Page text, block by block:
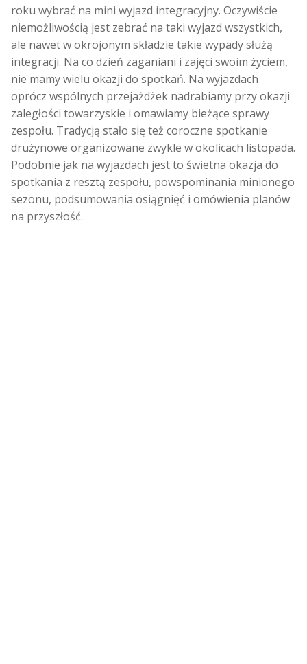
roku wybrać na mini wyjazd integracyjny. Oczywiście
niemożliwością jest zebrać na taki wyjazd wszystkich,
ale nawet w okrojonym składzie takie wypady służą
integracji. Na co dzień zaganiani i zajęci swoim życiem,
nie mamy wielu okazji do spotkań. Na wyjazdach
oprócz wspólnych przejażdżek nadrabiamy przy okazji
zaległości towarzyskie i omawiamy bieżące sprawy
zespołu. Tradycją stało się też coroczne spotkanie
drużynowe organizowane zwykle w okolicach listopada.
Podobnie jak na wyjazdach jest to świetna okazja do
spotkania z resztą zespołu, powspominania minionego
sezonu, podsumowania osiągnięć i omówienia planów
na przyszłość.